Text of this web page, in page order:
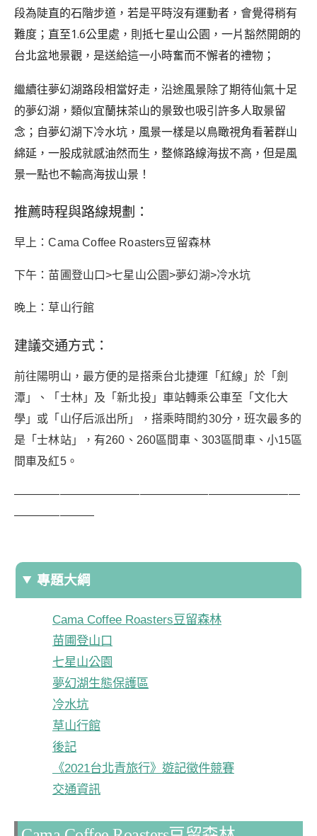
段為陡直的石階步道，若是平時沒有運動者，會覺得稍有
難度； 直至1.6公里處，則抵七星山公園，一片豁然開朗的
台北盆地景觀，是送給這一小時奮而不懈者的禮物；
繼續往夢幻湖路段相當好走，沿途風景除了期待仙氣十足
的夢幻湖，類似宜蘭抹茶山的景致也吸引許多人取景留
念；自夢幻湖下冷水坑，風景一樣是以鳥瞰視角看著群山
綿延，一股成就感油然而生，整條路線海拔不高，但是風
景一點也不輸高海拔山景！
推薦時程與路線規劃：
早上：Cama Coffee Roasters豆留森林
下午：苗圃登山口>七星山公園>夢幻湖>冷水坑
晚上：草山行館
建議交通方式：
前往陽明山，最方便的是搭乘台北捷運「紅線」於「劍
潭」、「士林」及「新北投」車站轉乘公車至「文化大
學」或「山仔后派出所」，搭乘時間約30分，班次最多的
是「士林站」，有260、260區間車、303區間車、小15區
間車及紅5。
—————————————————————————
———————
專題大綱
Cama Coffee Roasters豆留森林
苗圃登山口
七星山公園
夢幻湖生態保護區
冷水坑
草山行館
後記
《2021台北青旅行》遊記徵件競賽
交通資訊